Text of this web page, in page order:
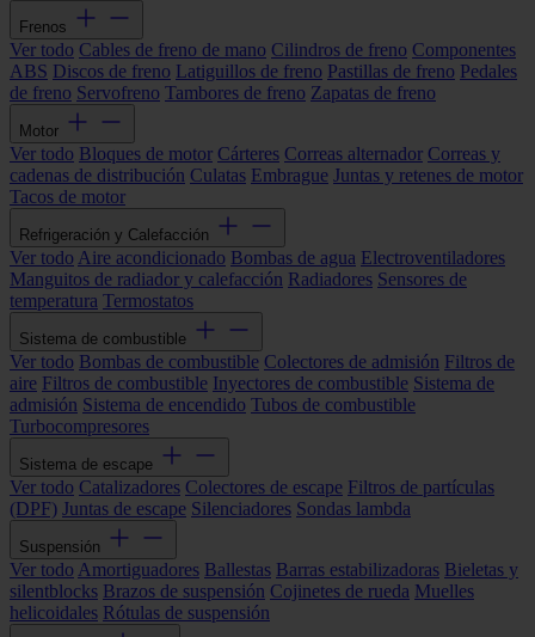
Frenos
Ver todo Cables de freno de mano Cilindros de freno Componentes
ABS Discos de freno Latiguillos de freno Pastillas de freno Pedales
de freno Servofreno Tambores de freno Zapatas de freno
Motor
Ver todo Bloques de motor Cárteres Correas alternador Correas y
cadenas de distribución Culatas Embrague Juntas y retenes de motor
Tacos de motor
Refrigeración y Calefacción
Ver todo Aire acondicionado Bombas de agua Electroventiladores
Manguitos de radiador y calefacción Radiadores Sensores de
temperatura Termostatos
Sistema de combustible
Ver todo Bombas de combustible Colectores de admisión Filtros de
aire Filtros de combustible Inyectores de combustible Sistema de
admisión Sistema de encendido Tubos de combustible
Turbocompresores
Sistema de escape
Ver todo Catalizadores Colectores de escape Filtros de partículas
(DPF) Juntas de escape Silenciadores Sondas lambda
Suspensión
Ver todo Amortiguadores Ballestas Barras estabilizadoras Bieletas y
silentblocks Brazos de suspensión Cojinetes de rueda Muelles
helicoidales Rótulas de suspensión